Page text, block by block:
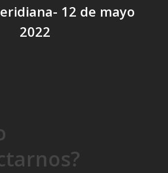
12 de mayo
2022